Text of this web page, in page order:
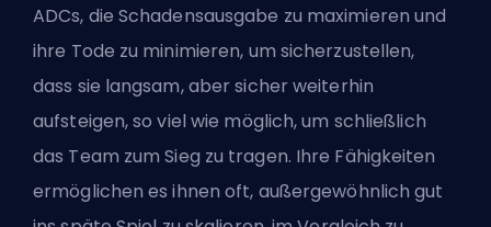
ADCs, die Schadensausgabe zu maximieren und
ihre Tode zu minimieren, um sicherzustellen,
dass sie langsam, aber sicher weiterhin
aufsteigen, so viel wie möglich, um schließlich
das Team zum Sieg zu tragen. Ihre Fähigkeiten
ermöglichen es ihnen oft, außergewöhnlich gut